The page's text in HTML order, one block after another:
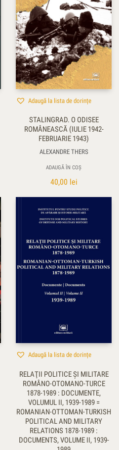
Adaugă la lista de dorințe
STALINGRAD. O ODISEE
ROMÂNEASCĂ (IULIE 1942-
FEBRUARIE 1943)
ALEXANDRE THERS
ADAUGĂ ÎN COȘ
40,00 lei
Adaugă la lista de dorințe
RELAŢII POLITICE ŞI MILITARE
ROMÂNO-OTOMANO-TURCE
1878-1989 : DOCUMENTE,
VOLUMUL II, 1939-1989 =
ROMANIAN-OTTOMAN-TURKISH
POLITICAL AND MILITARY
RELATIONS 1878-1989 :
DOCUMENTS, VOLUME II, 1939-